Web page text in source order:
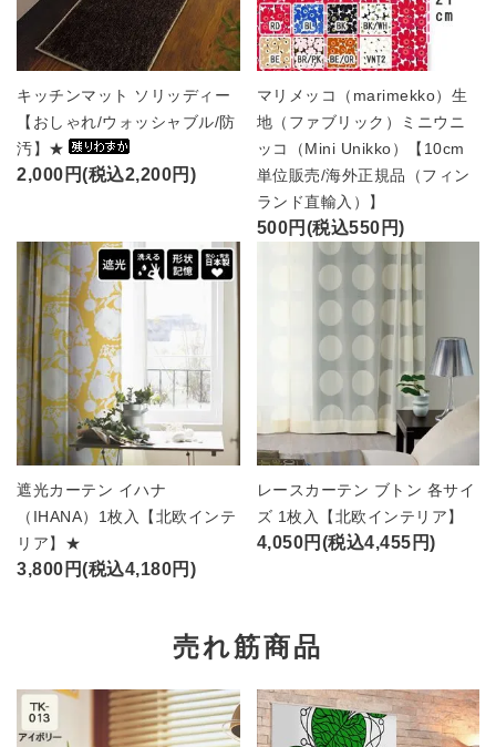
キッチンマット ソリッディー
【おしゃれ/ウォッシャブル/防
汚】★
2,000円(税込2,200円)
マリメッコ（marimekko）生
地（ファブリック）ミニウニ
ッコ（Mini Unikko）【10cm
単位販売/海外正規品（フィン
ランド直輸入）】
500円(税込550円)
遮光カーテン イハナ
（IHANA）1枚入【北欧インテ
リア】★
3,800円(税込4,180円)
レースカーテン ブトン 各サイ
ズ 1枚入【北欧インテリア】
4,050円(税込4,455円)
売れ筋商品